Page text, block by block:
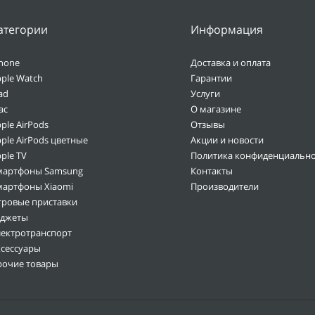
Watch
AirPods
AirPods цветные
TV
Samsung
Xiaomi
приставки
товары
Информация
Доставка и оплата
Гарантии
Услуги
О магазине
Отзывы
Акции и новости
Политика
Контакты
Производители